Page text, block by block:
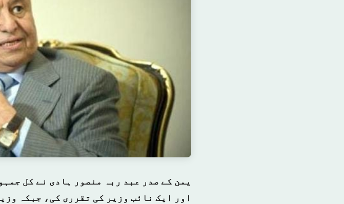
یمن کے صدر عبد ربہ منصور ہادی نے کل
اور ایک نائب وزیر کی تقرری کی، جبکہ